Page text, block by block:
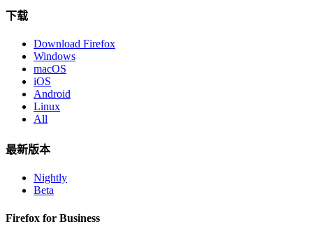
下载
Download Firefox
Windows
macOS
iOS
Android
Linux
All
最新版本
Nightly
Beta
Firefox for Business